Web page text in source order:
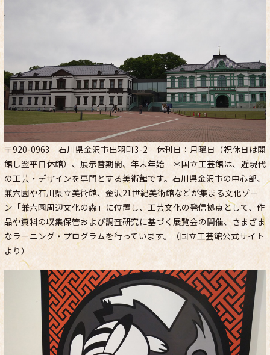
〒920-0963 石川県金沢市出羽町3-2 休刊日：月曜日（祝休日は開
館し翌平日休館）、展示替期間、年末年始 ＊国立工芸館は、近現代
の工芸・デザインを専門とする美術館です。石川県金沢市の中心部、
兼六園や石川県立美術館、金沢21世紀美術館などが集まる文化ゾー
ン「兼六園周辺文化の森」に位置し、工芸文化の発信拠点として、作
品や資料の収集保管および調査研究に基づく展覧会の開催、さまざま
なラーニング・プログラムを行っています。（国立工芸館公式サイト
より）